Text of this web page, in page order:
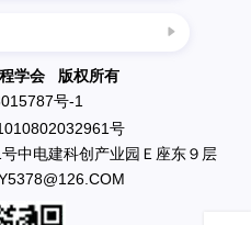
境部
乡建设部
理部
委
建设工程有限公司
设计管理中心
电出版社
团有限公司
电开发有限公司
电厂
学会 版权所有
号-1
号
中电建科创产业园Ｅ座东９层